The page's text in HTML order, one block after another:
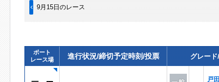
9月15日のレース
ボート
レース場
進行状況/締切予定時刻/投票 グレー
戸